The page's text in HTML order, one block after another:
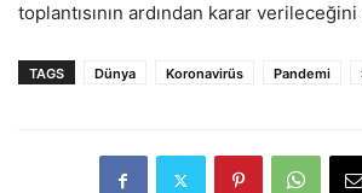
toplantısının ardından karar verileceğini
TAGS Dünya Koronavirüs Pandemi